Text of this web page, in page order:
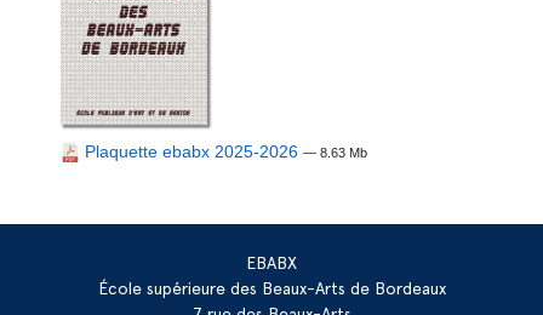
Plaquette ebabx 2025-2026 — 8.63 Mb
EBABX
École supérieure des Beaux-Arts de Bordeaux